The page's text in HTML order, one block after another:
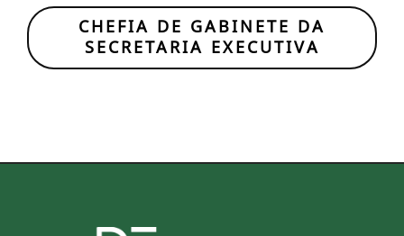
CHEFIA DE GABINETE DA
SECRETARIA EXECUTIVA